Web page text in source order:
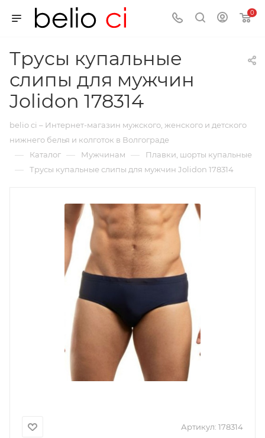
0
Трусы купальные
слипы для мужчин
Jolidon 178314
belio ci – Интернет-магазин мужского, женского и детского
нижнего белья и колготок в Волгограде
— Каталог — Мужчинам — Плавки, шорты купальные
— Трусы купальные слипы для мужчин Jolidon 178314
Артикул: 178314